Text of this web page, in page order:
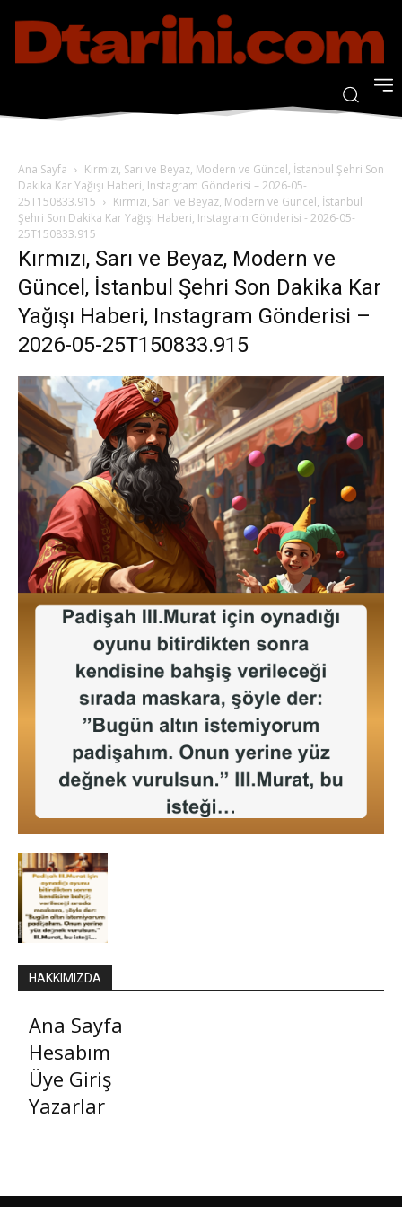
Ana Sayfa
Kırmızı, Sarı ve Beyaz, Modern ve Güncel, İstanbul Şehri Son
Dakika Kar Yağışı Haberi, Instagram Gönderisi – 2026-05-
25T150833.915
Kırmızı, Sarı ve Beyaz, Modern ve Güncel, İstanbul
Şehri Son Dakika Kar Yağışı Haberi, Instagram Gönderisi - 2026-05-
25T150833.915
Kırmızı, Sarı ve Beyaz, Modern ve
Güncel, İstanbul Şehri Son Dakika Kar
Yağışı Haberi, Instagram Gönderisi –
2026-05-25T150833.915
HAKKIMIZDA
Ana Sayfa
Hesabım
Üye Giriş
Yazarlar